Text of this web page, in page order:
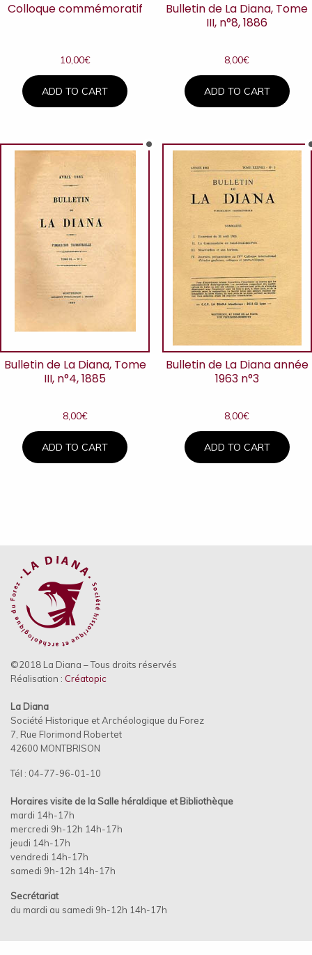
Colloque commémoratif
10,00€
ADD TO CART
Bulletin de La Diana, Tome
III, n°8, 1886
8,00€
ADD TO CART
Bulletin de La Diana, Tome
III, n°4, 1885
8,00€
ADD TO CART
Bulletin de La Diana année
1963 n°3
8,00€
ADD TO CART
©2018 La Diana – Tous droits réservés
Réalisation : Créatopic
La Diana
Société Historique et Archéologique du Forez
7, Rue Florimond Robertet
42600 MONTBRISON
Tél : 04-77-96-01-10
Horaires visite de la Salle héraldique etBibliothèque
mardi 14h-17h
mercredi 9h-12h 14h-17h
jeudi 14h-17h
vendredi 14h-17h
samedi 9h-12h 14h-17h
Secrétariat
du mardi au samedi 9h-12h 14h-17h